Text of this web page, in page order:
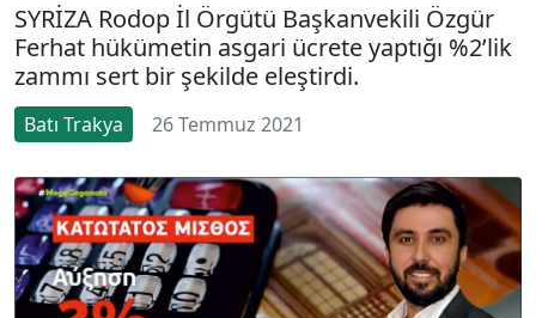
SYRİZA Rodop İl Örgütü Başkanvekili Özgür
Ferhat hükümetin asgari ücrete yaptığı %2’lik
zammı sert bir şekilde eleştirdi.
Batı Trakya 26 Temmuz 2021